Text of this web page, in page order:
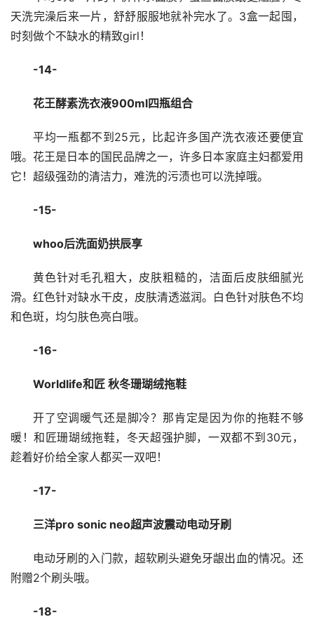
天洗完澡后来一片，舒舒服服地就补完水了。3盒一起囤，
时刻做个不缺水的精致girl！
-14-
花王酵素洗衣液900ml四瓶组合
平均一瓶都不到25元，比起许多国产洗衣液还要便宜
哦。花王是日本的国民品牌之一，许多日本家庭主妇都爱用
它！超级强劲的清洁力，难洗的污渍也可以洗掉哦。
-15-
whoo后洗面奶拱辰享
黄色针对毛孔粗大，皮肤粗糙的，洁面后皮肤细腻光
滑。红色针对缺水干皮，皮肤清透滋润。白色针对肤色不均
和色斑，均匀肤色亮白哦。
-16-
Worldlife和匠 秋冬珊瑚绒拖鞋
开了空调暖气还是脚冷？那肯定是因为你的拖鞋不够
暖！和匠珊瑚绒拖鞋，冬天超强护脚，一双都不到30元，
趁着好价给全家人都买一双吧！
-17-
三洋pro sonic neo超声波震动电动牙刷
电动牙刷的入门款，超软刷头避免牙龈出血的情况。还
附赠2个刷头哦。
-18-